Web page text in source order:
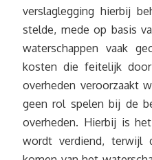
verslaglegging hierbij
stelde, mede op basis
waterschappen vaak
kosten die feitelijk
overheden veroorzaakt
geen rol spelen bij de
overheden. Hierbij is
wordt verdiend,